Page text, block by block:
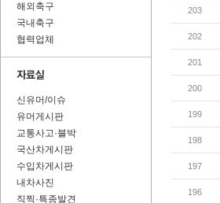
해외축구
국내축구
협력업체
신유머/이슈
유머게시판
교통사고·블박
국산차게시판
수입차게시판
내차사진
직찍·특종발견
203
202
201
200
199
198
197
196